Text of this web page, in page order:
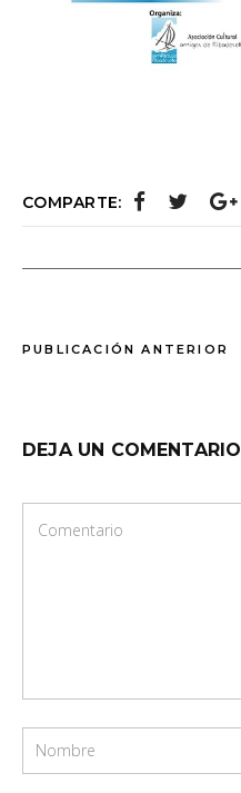
COMPARTE:
PUBLICACIÓN ANTERIOR
DEJA UN COMENTARIO